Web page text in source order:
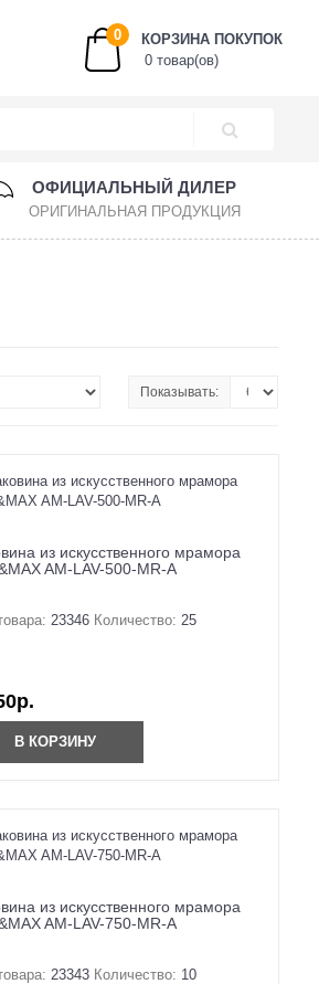
0
КОРЗИНА ПОКУПОК
0 товар(ов)
ОФИЦИАЛЬНЫЙ ДИЛЕР
ОРИГИНАЛЬНАЯ ПРОДУКЦИЯ
Показывать:
из искусственного мрамора
AM-LAV-500-MR-A
23346 Количество: 25
В КОРЗИНУ
из искусственного мрамора
AM-LAV-750-MR-A
23343 Количество: 10